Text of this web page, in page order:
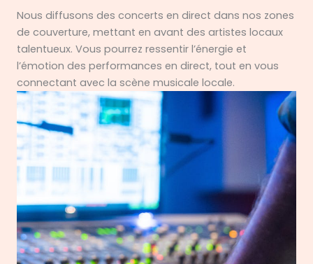
Nous diffusons des concerts en direct dans nos zones
de couverture, mettant en avant des artistes locaux
talentueux. Vous pourrez ressentir l’énergie et
l’émotion des performances en direct, tout en vous
connectant avec la scène musicale locale.